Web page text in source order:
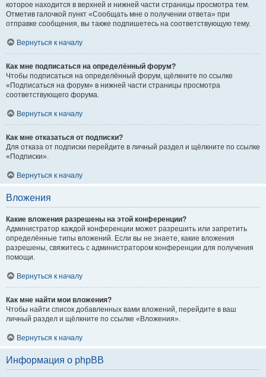
которое находится в верхней и нижней части страницы просмотра тем.
Отметив галочкой пункт «Сообщать мне о получении ответа» при
отправке сообщения, вы также подпишетесь на соответствующую тему.
Вернуться к началу
Как мне подписаться на определённый форум?
Чтобы подписаться на определённый форум, щёлкните по ссылке
«Подписаться на форум» в нижней части страницы просмотра
соответствующего форума.
Вернуться к началу
Как мне отказаться от подписки?
Для отказа от подписки перейдите в личный раздел и щёлкните по ссылке
«Подписки».
Вернуться к началу
Вложения
Какие вложения разрешены на этой конференции?
Администратор каждой конференции может разрешить или запретить
определённые типы вложений. Если вы не знаете, какие вложения
разрешены, свяжитесь с администратором конференции для получения
помощи.
Вернуться к началу
Как мне найти мои вложения?
Чтобы найти список добавленных вами вложений, перейдите в ваш
личный раздел и щёлкните по ссылке «Вложения».
Вернуться к началу
Информация о phpBB